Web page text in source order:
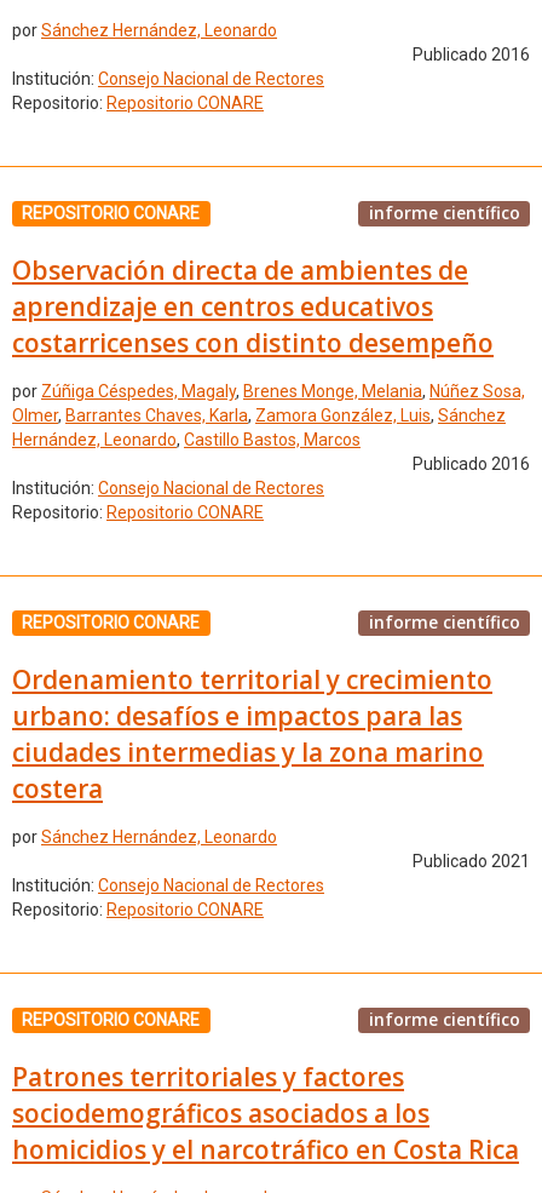
porSánchez Hernández, Leonardo
Publicado 2016
Institución: Consejo Nacional de Rectores
Repositorio: Repositorio CONARE
REPOSITORIO CONARE informe científico
Observación directa de ambientes de
aprendizaje en centros educativos
costarricenses con distinto desempeño
por Zúñiga Céspedes, Magaly, Brenes Monge, Melania, Núñez Sosa,
Olmer, Barrantes Chaves, Karla, Zamora González, Luis, Sánchez
Hernández, Leonardo, Castillo Bastos, Marcos
Publicado 2016
Institución: Consejo Nacional de Rectores
Repositorio: Repositorio CONARE
REPOSITORIO CONARE informe científico
Ordenamiento territorial y crecimiento
urbano: desafíos e impactos para las
ciudades intermedias y la zona marino
costera
porSánchez Hernández, Leonardo
Publicado 2021
Institución: Consejo Nacional de Rectores
Repositorio: Repositorio CONARE
REPOSITORIO CONARE informe científico
Patrones territoriales y factores
sociodemográficos asociados a los
homicidios y el narcotráfico en Costa Rica